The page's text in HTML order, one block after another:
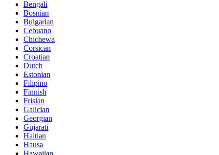
Bengali
Bosnian
Bulgarian
Cebuano
Chichewa
Corsican
Croatian
Dutch
Estonian
Filipino
Finnish
Frisian
Galician
Georgian
Gujarati
Haitian
Hausa